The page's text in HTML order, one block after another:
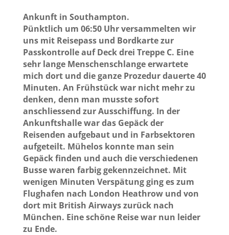
Ankunft in Southampton.
Pünktlich um 06:50 Uhr versammelten wir
uns mit Reisepass und Bordkarte zur
Passkontrolle auf Deck drei Treppe C. Eine
sehr lange Menschenschlange erwartete
mich dort und die ganze Prozedur dauerte 40
Minuten. An Frühstück war nicht mehr zu
denken, denn man musste sofort
anschliessend zur Ausschiffung. In der
Ankunftshalle war das Gepäck der
Reisenden aufgebaut und in Farbsektoren
aufgeteilt. Mühelos konnte man sein
Gepäck finden und auch die verschiedenen
Busse waren farbig gekennzeichnet. Mit
wenigen Minuten Verspätung ging es zum
Flughafen nach London Heathrow und von
dort mit British Airways zurück nach
München. Eine schöne Reise war nun leider
zu Ende.